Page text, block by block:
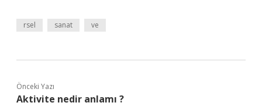
rsel sanat ve
Önceki Yazı
Aktivite nedir anlamı ?